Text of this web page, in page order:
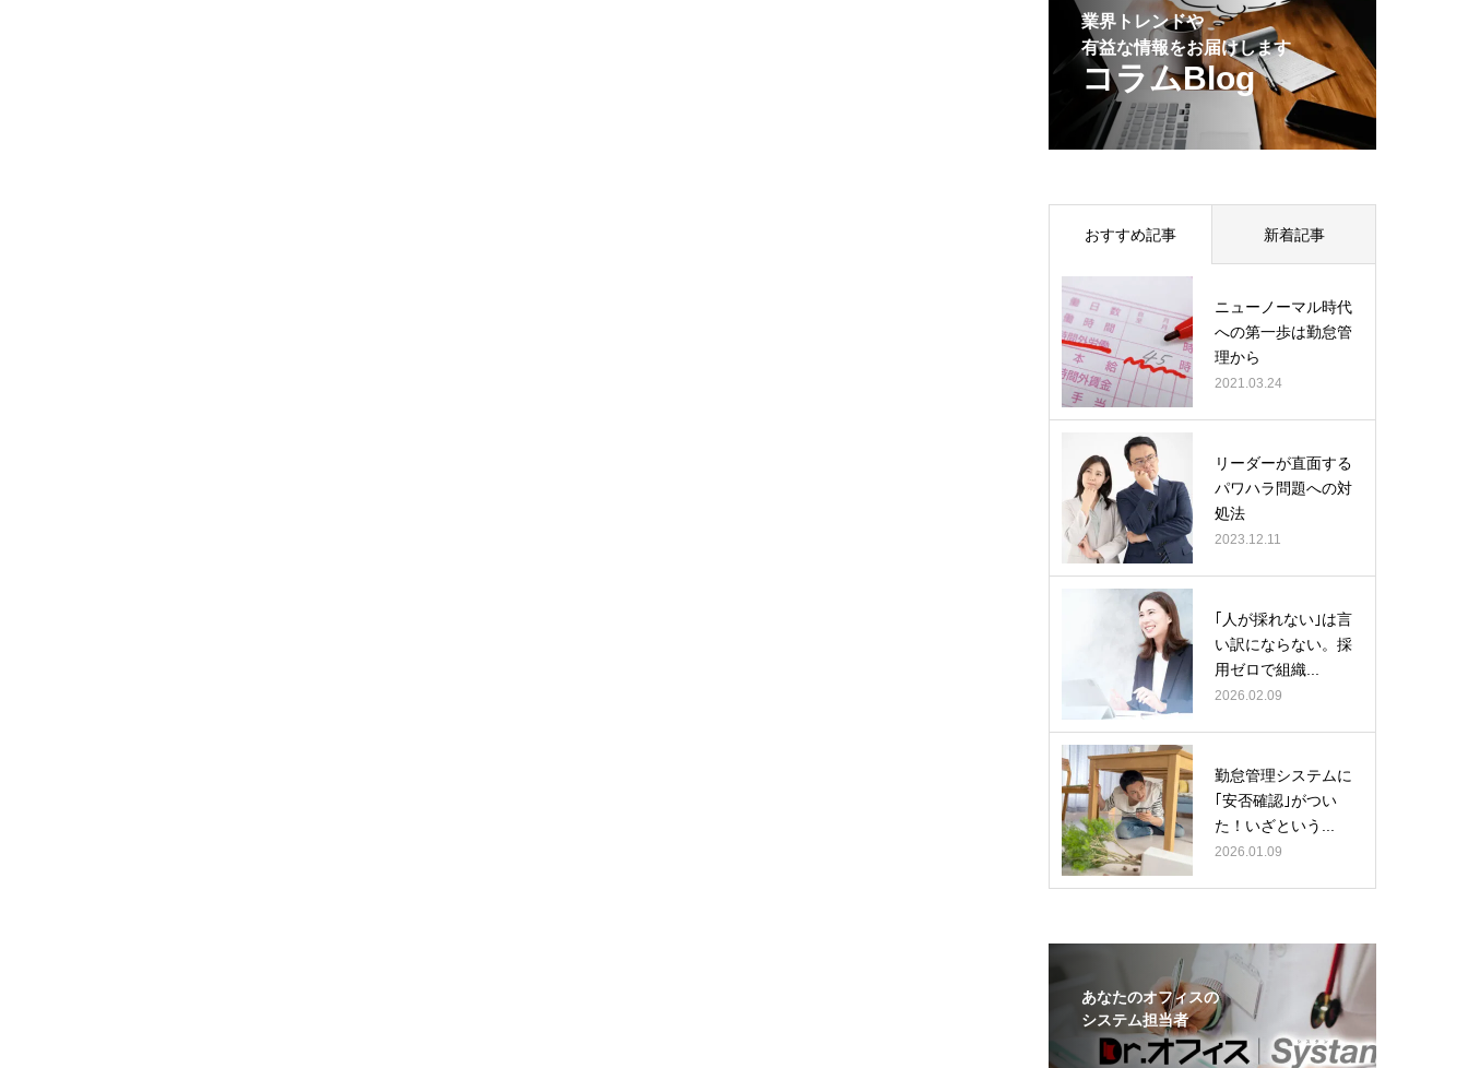
業界トレンドや
有益な情報をお届けします
コラムBlog
おすすめ記事 新着記事
ニューノーマル時代
への第一歩は勤怠管
理から
2021.03.24
リーダーが直面する
パワハラ問題への対
処法
2023.12.11
｢人が採れない｣は言
い訳にならない。採
用ゼロで組織...
2026.02.09
勤怠管理システムに
｢安否確認｣がつい
た！いざという...
2026.01.09
あなたのオフィスの
システム担当者